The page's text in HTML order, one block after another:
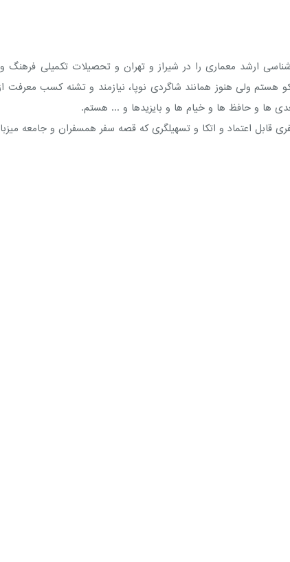
کارشناسی ارشد معماری را در شیراز و تهران و تحصیلات تکمیلی
هستم ولی هنوز همانند شاگردی نوپا، نیازمند و تشنه کسب معرفت
ها و حافظ ها و خیام ها و بایزیدها و ... هستم.
اعتماد و اتکا و تسهیلگری که قصه سفر همسفران و جامعه